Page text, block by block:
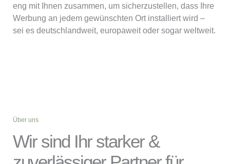
eng mit Ihnen zusammen, um sicherzustellen, dass Ihre
Werbung an jedem gewünschten Ort installiert wird –
sei es deutschlandweit, europaweit oder sogar weltweit.
Über uns
Wir sind Ihr starker &